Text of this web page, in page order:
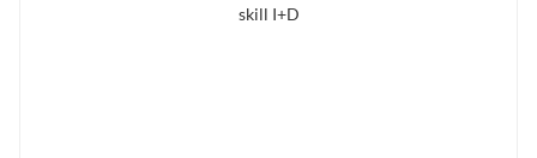
skill I+D